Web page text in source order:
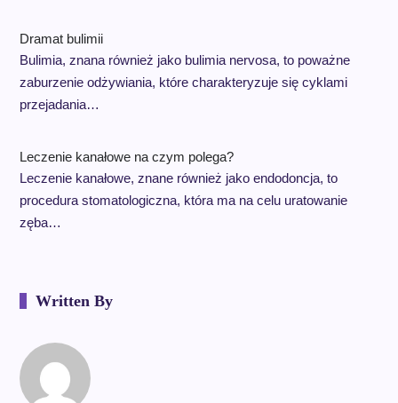
Dramat bulimii
Bulimia, znana również jako bulimia nervosa, to poważne
zaburzenie odżywiania, które charakteryzuje się cyklami
przejadania…
Leczenie kanałowe na czym polega?
Leczenie kanałowe, znane również jako endodoncja, to
procedura stomatologiczna, która ma na celu uratowanie
zęba…
Written By